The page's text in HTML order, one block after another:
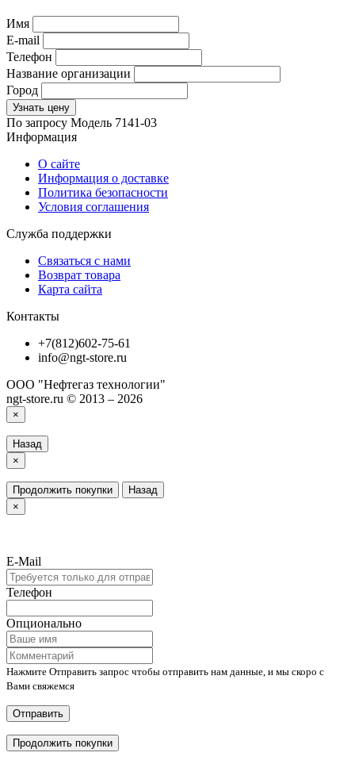
Имя
E-mail
Телефон
Название организации
Город
Узнать цену
По запросу Модель 7141-03
Информация
О сайте
Информация о доставке
Политика безопасности
Условия соглашения
Служба поддержки
Связаться с нами
Возврат товара
Карта сайта
Контакты
+7(812)602-75-61
info@ngt-store.ru
ООО "Нефтегаз технологии"
ngt-store.ru © 2013 – 2026
×
Назад
×
Продолжить покупки
Назад
×
E-Mail
Телефон
Опционально
Нажмите Отправить запрос чтобы отправить нам данные, и мы скоро с
Вами свяжемся
Отправить
Продолжить покупки